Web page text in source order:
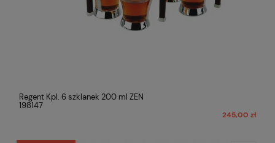
Regent Kpl. 6 szklanek 200 ml ZEN
198147
245,00 zł